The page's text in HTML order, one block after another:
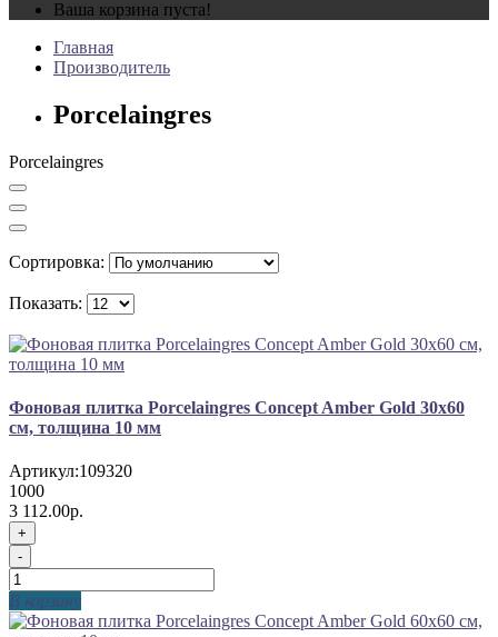
Ваша корзина пуста!
Главная
Производитель
Porcelaingres
Porcelaingres
Сортировка:
Показать:
Фоновая плитка Porcelaingres Concept Amber Gold 30x60
см, толщина 10 мм
Артикул:109320
1000
3 112.00р.
+
-
В корзину